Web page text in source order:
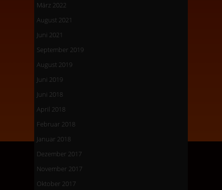
März 2022
August 2021
Juni 2021
September 2019
August 2019
Juni 2019
Juni 2018
April 2018
Februar 2018
Januar 2018
Dezember 2017
November 2017
Oktober 2017